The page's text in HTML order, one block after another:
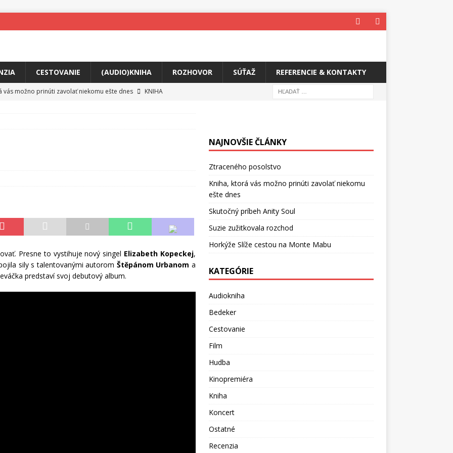
CESTOVANIE (AUDIO)KNIHA ROZHOVOR SÚŤAŽ REFERENCIE & KONTAKTY
vás možno prinúti zavolať niekomu ešte dnes
KNIHA
rozchod
Presne to vystihuje nový singel Elizabeth Kopeckej,
sily s talentovanými autorom Štěpánom Urbanom a
predstaví svoj debutový album.
NAJNOVŠIE ČLÁNKY
Ztraceného posolstvo
Kniha, ktorá vás možno prinúti zavolať niekomu
ešte dnes
Skutočný príbeh Anity Soul
Suzie zužitkovala rozchod
Horkýže Slíže cestou na Monte Mabu
KATEGÓRIE
Audiokniha
Bedeker
Cestovanie
Film
Hudba
Kinopremiéra
Kniha
Koncert
Ostatné
Recenzia